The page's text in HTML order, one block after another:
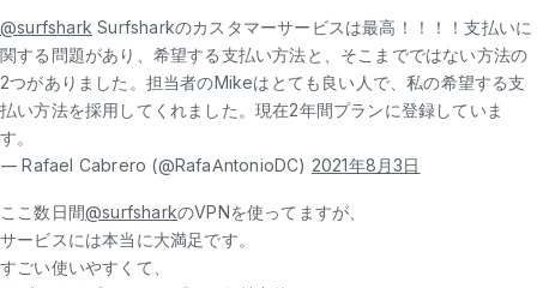
@surfshark Surfsharkのカスタマーサービスは最高！！！！支払いに
関する問題があり、希望する支払い方法と、そこまでではない方法の
2つがありました。担当者のMikeはとても良い人で、私の希望する支
払い方法を採用してくれました。現在2年間プランに登録していま
す。
— Rafael Cabrero (@RafaAntonioDC) 2021年8月3日
ここ数日間@surfsharkのVPNを使ってますが、
サービスには本当に大満足です。
すごい使いやすくて、